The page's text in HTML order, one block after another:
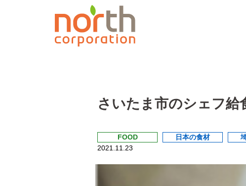
さいたま市のシェフ給
FOOD 日本の食材
2021.11.23